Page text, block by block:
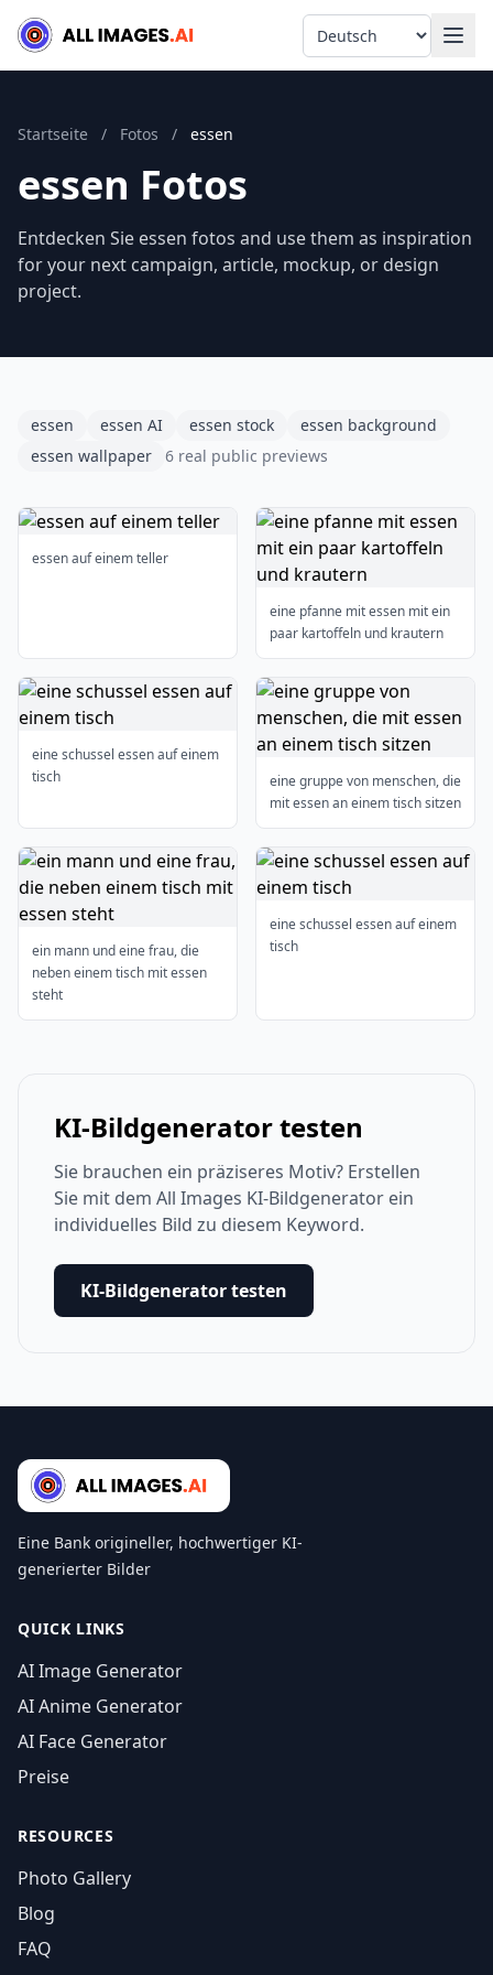
Language
Startseite / Fotos / essen
essen Fotos
Entdecken Sie essen fotos and use them as inspiration
for your next campaign, article, mockup, or design
project.
essen essen AI essen stock
essen background
essen wallpaper
6 real public previews
essen auf einem teller
eine pfanne mit essen mit ein
paar kartoffeln und krautern
eine schussel essen auf einem
tisch
eine gruppe von menschen, die
mit essen an einem tisch sitzen
ein mann und eine frau, die
neben einem tisch mit essen
steht
eine schussel essen auf einem
tisch
KI-Bildgenerator testen
Sie brauchen ein präziseres Motiv? Erstellen
Sie mit dem All Images KI-Bildgenerator ein
individuelles Bild zu diesem Keyword.
KI-Bildgenerator testen
Eine Bank origineller, hochwertiger KI-
generierter Bilder
QUICK LINKS
AI Image Generator
AI Anime Generator
AI Face Generator
Preise
RESOURCES
Photo Gallery
Blog
FAQ